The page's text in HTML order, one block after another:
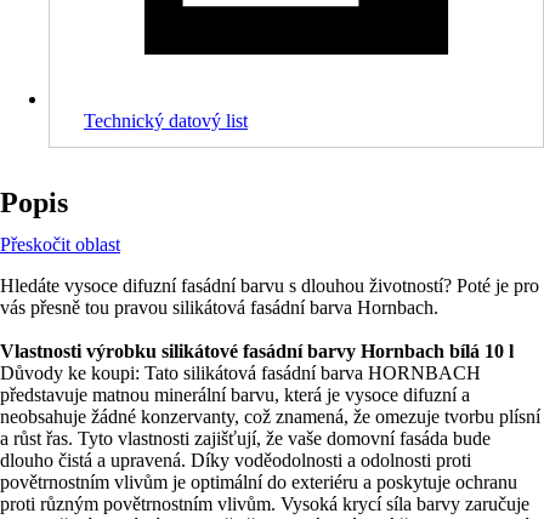
Technický datový list
Popis
Přeskočit oblast
Hledáte vysoce difuzní fasádní barvu s dlouhou životností? Poté je pro
vás přesně tou pravou silikátová fasádní barva Hornbach.
Vlastnosti výrobku silikátové fasádní barvy Hornbach bílá 10 l
Důvody ke koupi: Tato silikátová fasádní barva HORNBACH
představuje matnou minerální barvu, která je vysoce difuzní a
neobsahuje žádné konzervanty, což znamená, že omezuje tvorbu plísní
a růst řas. Tyto vlastnosti zajišťují, že vaše domovní fasáda bude
dlouho čistá a upravená. Díky voděodolnosti a odolnosti proti
povětrnostním vlivům je optimální do exteriéru a poskytuje ochranu
proti různým povětrnostním vlivům. Vysoká krycí síla barvy zaručuje